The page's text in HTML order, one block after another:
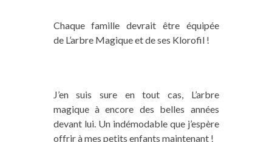
Chaque famille devrait être équipée
de L’arbre Magique et de ses Klorofil !
J’en suis sure en tout cas, L’arbre
magique à encore des belles années
devant lui. Un indémodable que j’espère
offrir à mes petits enfants maintenant !